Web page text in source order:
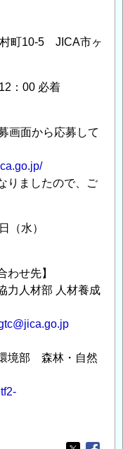
町10-5 JICA市ヶ
：00 必着
画面から応募して
りましたので、ご
（水）
わせ先】
力人材部 人材養成
境部 森林・自然